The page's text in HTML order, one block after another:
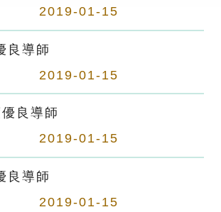
2019-01-15
良導師
2019-01-15
良導師
2019-01-15
良導師
2019-01-15